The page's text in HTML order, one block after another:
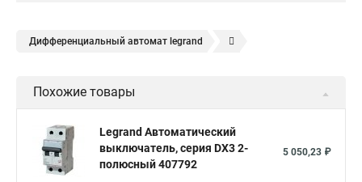
Дифференциальный автомат legrand
Похожие товары
Legrand Автоматический
выключатель, серия DX3 2-
полюсный 407792
5 050,23 ₽